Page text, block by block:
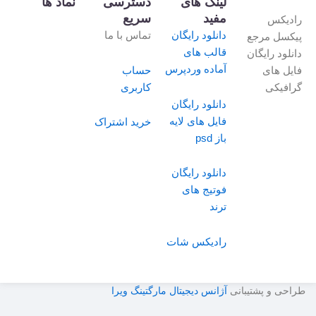
رادیکس
پیکسل مرجع
دانلود رایگان
فایل های
گرافیکی
مفید
دانلود رایگان
قالب های
آماده وردپرس
دانلود رایگان
فایل های لایه
باز psd
دانلود رایگان
فوتیج های
ترند
رادیکس شات
سریع
تماس با ما
حساب
کاربری
خرید اشتراک
طراحی و پشتیبانی آژانس دیجیتال مارگتینگ ویرا